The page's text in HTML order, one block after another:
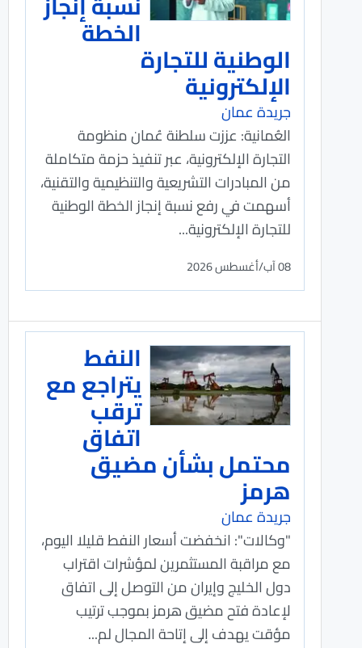
الخطة
الوطنية للتجارة
الإلكترونية
جريدة عمان
العُمانية: عززت سلطنة عُمان منظومة
التجارة الإلكترونية، عبر تنفيذ حزمة متكاملة
من المبادرات التشريعية والتنظيمية والتقنية،
أسهمت في رفع نسبة إنجاز الخطة الوطنية
للتجارة الإلكترونية...
08 آب/أغسطس 2026
النفط
يتراجع مع
ترقب
اتفاق
محتمل بشأن مضيق
هرمز
جريدة عمان
"وكالات": انخفضت أسعار النفط قليلا اليوم،
مع مراقبة المستثمرين لمؤشرات اقتراب
دول الخليج وإيران ​من التوصل إلى اتفاق
لإعادة فتح مضيق ​هرمز بموجب ترتيب
مؤقت يهدف إلى إتاحة المجال لم...